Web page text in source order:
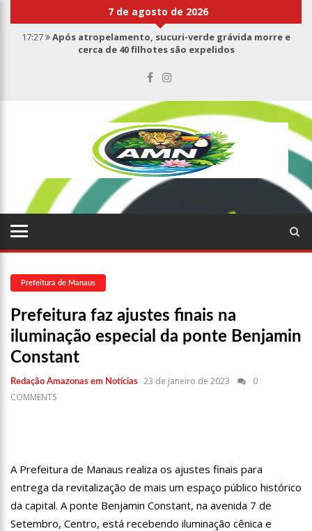
7 de agosto de 2026
17:27
Após atropelamento, sucuri-verde grávida morre e
cerca de 40 filhotes são expelidos
suspeita de botulismo
Saiba quem é Mazinho da Ecobarreira, candidato a vereador
de Manaus (vídeo)
Consumidores denunciam falta de preços em produtos e até
mau cheiro em freezer de supermercado na Cidade Nova
Justiça proíbe ex-prefeito de chegar perto de prefeita de
Nhamundá, no AM
15:01
Carro envolvido em acidente fatal pertencia a Wanderley
13:43
07:21 Grave explosão em clube de tiro deixa quatro vítimas fatais
18:42 Preço médio da gasolina registra queda e vai a R$ 5,04 no
17:36 Prefeitura de Manaus recupera praça da Saudade e
fortalece patrimônio histórico amazonense
Proposta de decreto para golpe dá munição à ofensiva
10:07 SSP-AM vistoria construção do Canil do Corpo de Bombeiros
13:31 A Vitória Do Empreendedorismo
09:04 BOMBA! Pastor é coagido por sistema político da Ieadam para
adesivar seu veículo com candidatos da instituição – Veja vídeo!
Prefeitura de Manaus
Prefeitura faz ajustes finais na
iluminação especial da ponte Benjamin
Constant
Redação Amazonas em Notícias 23 de janeiro de 2023
0
COMMENTS
A Prefeitura de Manaus realiza os ajustes finais para
entrega da revitalização de mais um espaço público histórico
da capital. A ponte Benjamin Constant, na avenida 7 de
Setembro, Centro, está recebendo iluminação cênica e